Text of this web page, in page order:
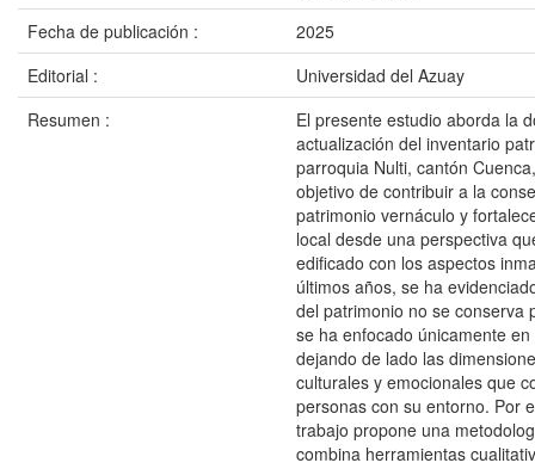
Fecha de publicación :
2025
Editorial :
Universidad del Azuay
Resumen :
El presente estudio aborda la
actualización del inventario
parroquia Nulti, cantón
objetivo de contribuir a la
patrimonio vernáculo y
local desde una perspectiva
edificado con los aspectos
últimos años, se ha
del patrimonio no se conserva
se ha enfocado únicamente
dejando de lado las
culturales y emocionales que
personas con su entorno. Por
trabajo propone una
combina herramientas